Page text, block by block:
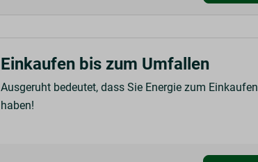
Einkaufen bis zum Umfallen
Ausgeruht bedeutet, dass Sie Energie zum Einkaufen
haben!